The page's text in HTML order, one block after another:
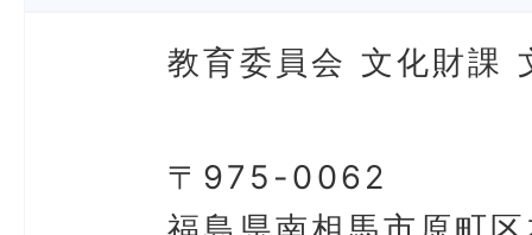
教育委員会 文化財課
〒975-0062